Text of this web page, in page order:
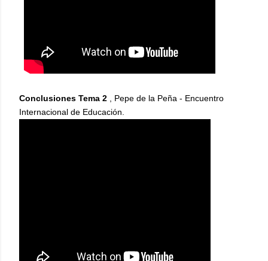
Conclusiones Tema 2 , Pepe de la Peña - Encuentro
Internacional de Educación.